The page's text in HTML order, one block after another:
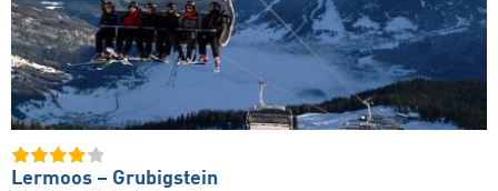
Lermoos – Grubigstein